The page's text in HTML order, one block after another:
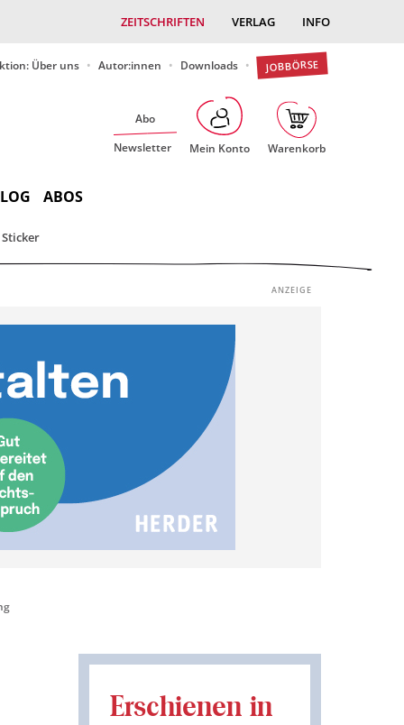
ZEITSCHRIFTEN VERLAG INFO
Über uns Autor:innen Downloads JOBBÖRSE
Abo
Newsletter
Mein Konto Warenkorb
ABOS
Sticker
Erschienen in